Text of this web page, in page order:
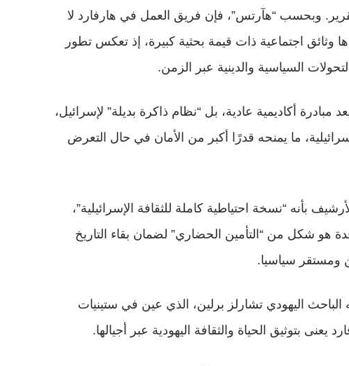
وبحسب “هآرتس”، فإن فريق العمل في هارفارد لا
وثائق اجتماعية ذات قيمة بحثية كبيرة، إذ تعكس تطور
السياسية والدينية عبر الزمن.
أكاديمية عادية، بل “نظام ذاكرة بديلة” لإسرائيل،
ما يمنحه قدرًا أكبر من الأمان في حال التعرض
بأنه “نسخة احتياطية كاملة للثقافة الإسرائيلية”،
هو شكل من “التأمين الحضاري” لضمان بقاء التاريخ
ومستقر سياسيا.
اليهودي تشارلز برلين، الذي عين في ستينيات
بتوثيق الحياة والثقافة اليهودية عبر أجيالها.